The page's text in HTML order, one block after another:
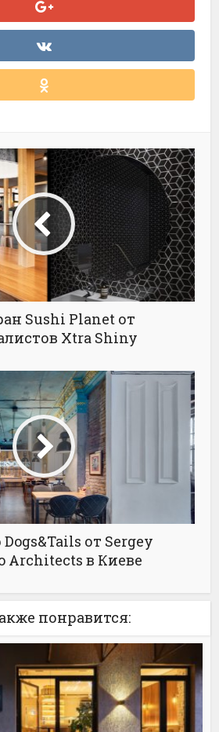
Sushi Planet от
Xtra Shiny
от Sergey
Architects в Киеве
понравится: